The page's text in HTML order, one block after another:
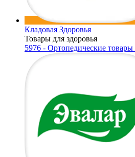
Кладовая Здоровья
Товары для здоровья
5976 - Ортопедические товары